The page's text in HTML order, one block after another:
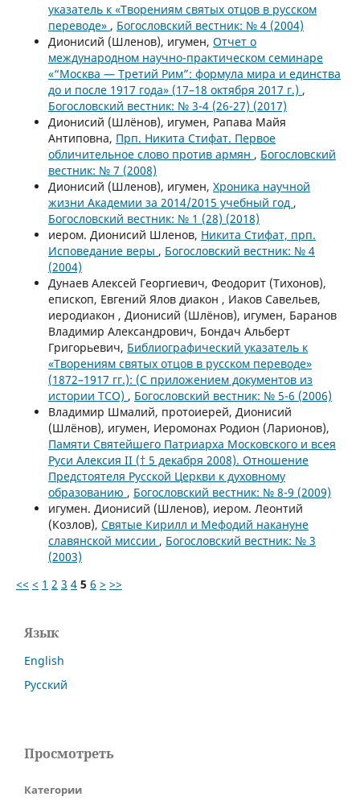
указатель к «Творениям святых отцов в русском
переводе» , Богословский вестник: № 4 (2004)
Дионисий (Шленов), игумен, Отчет о
международном научно-практическом семинаре
«“Москва — Третий Рим”: формула мира и единства
до и после 1917 года» (17–18 октября 2017 г.) ,
Богословский вестник: № 3-4 (26-27) (2017)
Дионисий (Шлёнов), игумен, Рапава Майя
Антиповна, Прп. Никита Стифат. Первое
обличительное слово против армян , Богословский
вестник: № 7 (2008)
Дионисий (Шленов), игумен, Хроника научной
жизни Академии за 2014/2015 учебный год ,
Богословский вестник: № 1 (28) (2018)
иером. Дионисий Шленов, Никита Стифат, прп.
Исповедание веры , Богословский вестник: № 4
(2004)
Дунаев Алексей Георгиевич, Феодорит (Тихонов),
епископ, Евгений Ялов диакон , Иаков Савельев,
иеродиакон , Дионисий (Шлёнов), игумен, Баранов
Владимир Александрович, Бондач Альберт
Григорьевич, Библиографический указатель к
«Творениям святых отцов в русском переводе»
(1872–1917 гг.): (С приложением документов из
истории ТСО) , Богословский вестник: № 5-6 (2006)
Владимир Шмалий, протоиерей, Дионисий
(Шлёнов), игумен, Иеромонах Родион (Ларионов),
Памяти Святейшего Патриарха Московского и всея
Руси Алексия II († 5 декабря 2008). Отношение
Предстоятеля Русской Церкви к духовному
образованию , Богословский вестник: № 8-9 (2009)
игумен. Дионисий (Шленов), иером. Леонтий
(Козлов), Святые Кирилл и Мефодий накануне
славянской миссии , Богословский вестник: № 3
(2003)
<< < 1 2 3 4 5 6 > >>
Язык
English
Русский
Просмотреть
Категории